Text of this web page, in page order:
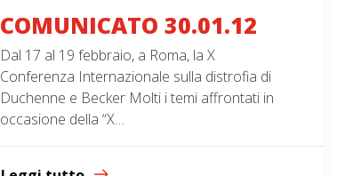
COMUNICATO 30.01.12
Dal 17 al 19 febbraio, a Roma, la X
Conferenza Internazionale sulla distrofia di
Duchenne e Becker Molti i temi affrontati in
occasione della “X…